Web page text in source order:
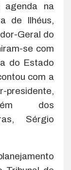
agenda na
de Ilhéus,
Geral do
se com
do Estado
com a
presidente,
dos
Sérgio